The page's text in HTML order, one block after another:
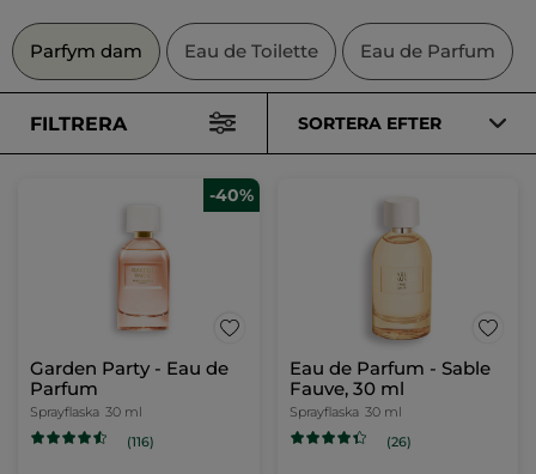
Parfym dam Eau de Toilette Eau de Parfum
FILTRERA SORTERA EFTER
-40%
Garden Party - Eau de
Parfum
Sprayflaska 30 ml
(116)
Eau de Parfum - Sable
Fauve, 30 ml
Sprayflaska 30 ml
(26)